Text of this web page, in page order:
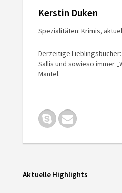
Kerstin Duken
Spezialitäten: Krimis,
Derzeitige
Sallis und sowieso immer
Mantel.
Aktuelle Highlights